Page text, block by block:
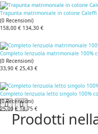
Trapunta matrimoniale in cotone Caleffi
(0 Recensioni)
158,00 € 134,30 €
Completo lenzuola matrimoniale 100%
(0 Recensioni)
33,90 € 25,43 €
Completo lenzuola letto singolo 100%
(0Recensioni)
25,00 € 18,75 €
Prodotti